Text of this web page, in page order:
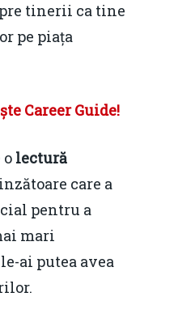
tinerii ca tine
pe piața
Career Guide!
lectură
care a
pentru a
mari
ai putea avea